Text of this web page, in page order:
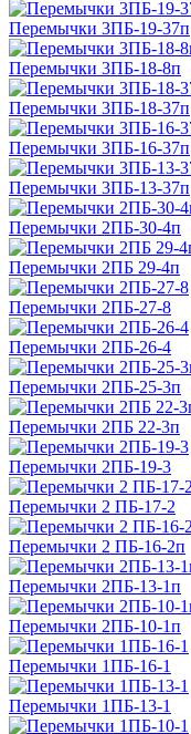
Перемычки 3ПБ-19-37п
Перемычки 3ПБ-18-8п
Перемычки 3ПБ-18-37п
Перемычки 3ПБ-16-37п
Перемычки 3ПБ-13-37п
Перемычки 2ПБ-30-4п
Перемычки 2ПБ 29-4п
Перемычки 2ПБ-27-8
Перемычки 2ПБ-26-4
Перемычки 2ПБ-25-3п
Перемычки 2ПБ 22-3п
Перемычки 2ПБ-19-3
Перемычки 2 ПБ-17-2
Перемычки 2 ПБ-16-2п
Перемычки 2ПБ-13-1п
Перемычки 2ПБ-10-1п
Перемычки 1ПБ-16-1
Перемычки 1ПБ-13-1